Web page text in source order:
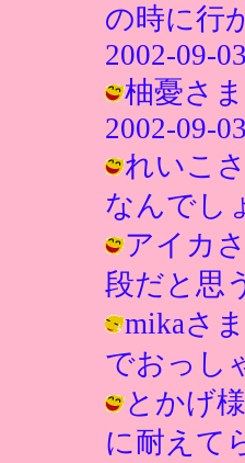
の時に行
2002-09-
柚憂さ
2002-09-
れいこ
なんでし
アイカ
段だと思
mikaさ
でおっし
とかげ
に耐えて